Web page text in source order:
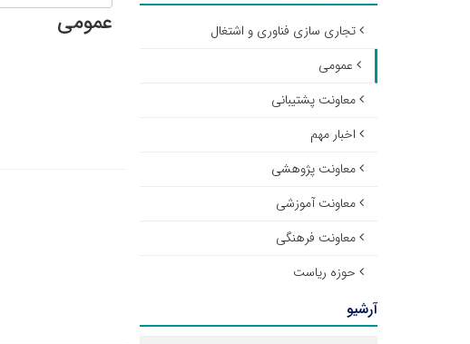
عمومی
تجاری سازی فناوری و اشتغال
عمومی
معاونت پشتیبانی
اخبار مهم
معاونت پژوهشی
معاونت آموزشی
معاونت فرهنگی
حوزه ریاست
آرشیو